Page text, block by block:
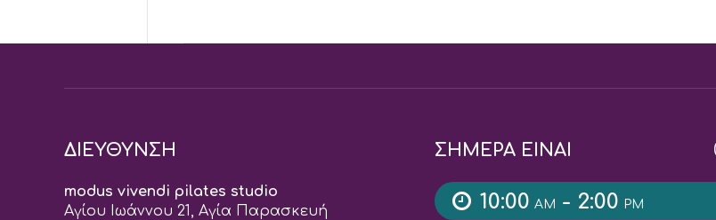
ΔΙΕΥΘΥΝΣΗ
modus vivendi pilates studio
Αγίου Ιωάννου 21, Αγία Παρασκευή
ΣΗΜΕΡΑ ΕΙΝΑΙ
10:00 AM - 2:00 PM